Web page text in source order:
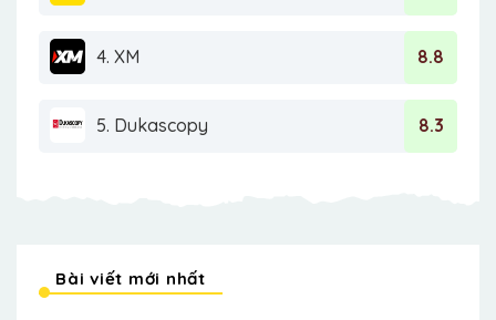
4. XM 8.8
5. Dukascopy 8.3
Bài viết mới nhất